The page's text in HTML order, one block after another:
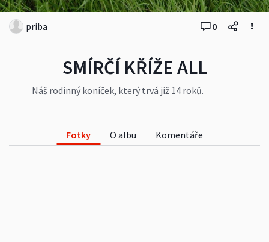
SMÍRČÍ KŘÍŽE ALL
Náš rodinný koníček, který trvá již 14 roků.
priba 0
Fotky O albu Komentáře